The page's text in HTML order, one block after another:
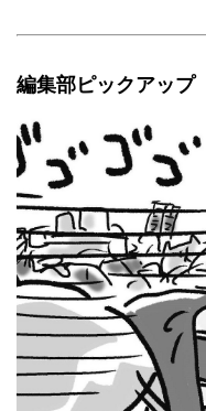
編集部ピックアップ